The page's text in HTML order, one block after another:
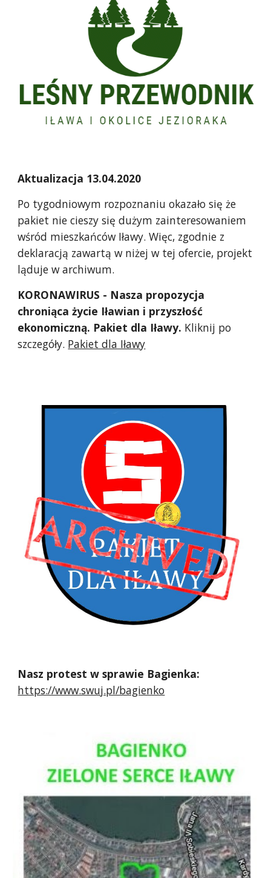
Aktualizacja 13.04.2020
Po tygodniowym rozpoznaniu okazało się że
pakiet nie cieszy się dużym zainteresowaniem
wśród mieszkańców Iławy. Więc, zgodnie z
deklaracją zawartą w niżej w tej ofercie, projekt
ląduje w archiwum.
KORONAWIRUS - Nasza propozycja
chroniąca życie Iławian i przyszłość
ekonomiczną. Pakiet dla Iławy. Kliknij po
szczegóły. Pakiet dla Iławy
Nasz protest w sprawie Bagienka:
https://www.swuj.pl/bagienko